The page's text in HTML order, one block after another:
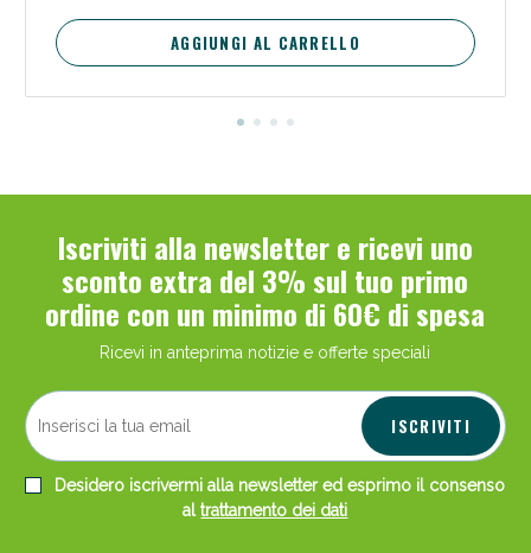
AGGIUNGI AL CARRELLO
Iscriviti alla newsletter e ricevi uno
sconto extra del 3% sul tuo primo
ordine con un minimo di 60€ di spesa
Ricevi in anteprima notizie e offerte speciali
ISCRIVITI
Desidero iscrivermi alla newsletter ed esprimo il consenso
altrattamento dei dati